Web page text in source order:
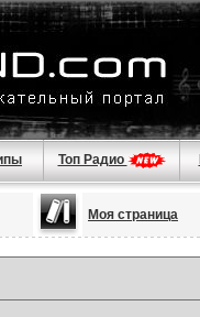
Топ Радио
Моя страница